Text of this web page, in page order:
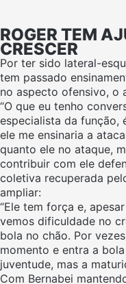
ROGER TEM
CRESCER
Por ter sido lateral-
tem passado
no aspecto ofensivo, o
“O que eu tenho
especialista da função,
ele me ensinaria a
quanto ele no ataque,
contribuir com ele
coletiva recuperada
ampliar:
“Ele tem força e,
vemos dificuldade no
bola no chão. Por
momento e entra a
juventude, mas a
Com Bernabei